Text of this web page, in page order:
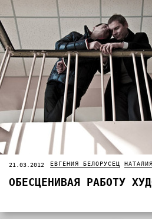
21.03.2012 ЕВГЕНИЯ БЕЛОРУСЕЦ
ОБЕСЦЕНИВАЯ РАБОТУ